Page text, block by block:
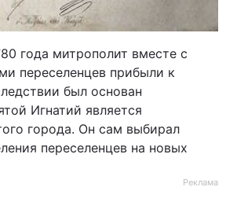
года митрополит вместе с
переселенцев прибыли к
был основан
Игнатий является
города. Он сам выбирал
переселенцев на новых
Реклама